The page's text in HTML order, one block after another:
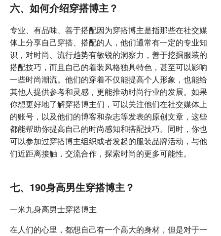
六、如何介绍穿搭博主？
专业、有品味、善于搭配因为穿搭博主是指那些在社交媒
体上分享自己穿搭、搭配的人，他们通常有一定的专业知
识，对时尚、流行趋势有敏锐的洞察力，善于挖掘服装的
搭配技巧，而且自己的着装风格独具特色，甚至可以影响
一些时尚潮流。他们的穿着不仅能提高个人形象，也能给
其他人提供参考和灵感，更能推动时尚行业的发展。如果
你想更好地了解穿搭博主们，可以关注他们在社交媒体上
的账号，以及他们的博客和杂志等发表的原创文章，这些
都能帮助你提高自己的时尚感知和搭配技巧。同时，你也
可以参加过穿搭博主组织或者发起的服装品牌活动，与他
们近距离接触，交流合作，探索时尚的更多可能性。
七、190身高男生穿搭博主？
一米九身高男士穿搭博主
在人们的心里，都想自己有一个高大的身材，但是对于一